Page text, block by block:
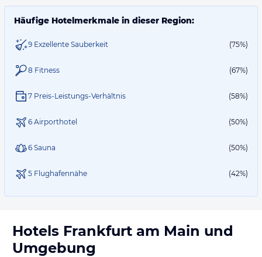
Häufige Hotelmerkmale in dieser Region:
9 Exzellente Sauberkeit (75%)
8 Fitness (67%)
7 Preis-Leistungs-Verhältnis (58%)
6 Airporthotel (50%)
6 Sauna (50%)
5 Flughafennähe (42%)
Hotels Frankfurt am Main und
Umgebung